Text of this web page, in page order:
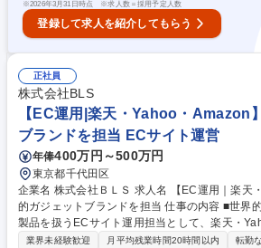
※2026年3月31日時点 ※求人数＝採用予定人数
登録して求人を紹介してもらう
正社員
株式会社BLS
【EC運用|楽天・Yahoo・Amazon
ブランドを担当 ECサイト運営
年俸400万円～500万円
東京都千代田区
企業名 株式会社ＢＬＳ 求人名 【EC運用｜楽天・Yahoo・Amazon】世界
的ガジェットブランドを担当 仕事の内容 ■世界的ガジェットブランド等の
製品を扱うECサイト運用担当として、楽天・
nのEC運用をお任せします。将来的には自社サ
業界未経験歓迎 月平均残業時間20時間以内 転勤な